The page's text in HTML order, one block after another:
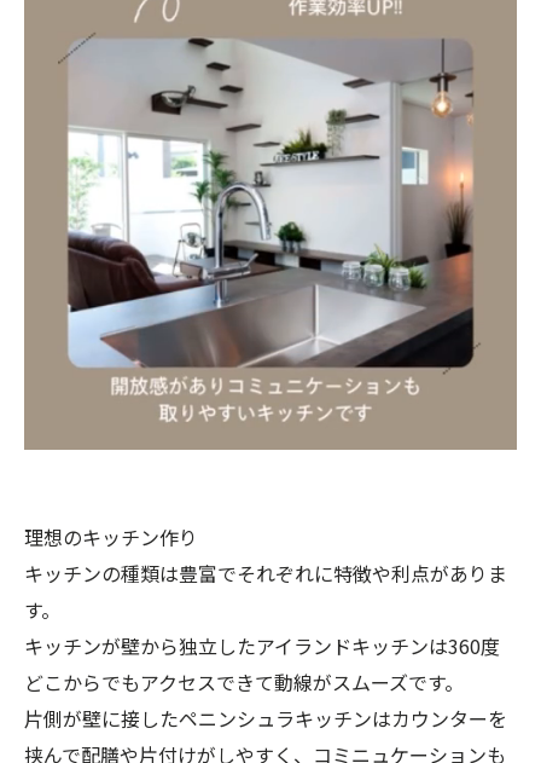
理想のキッチン作り
キッチンの種類は豊富でそれぞれに特徴や利点がありま
す。
キッチンが壁から独立したアイランドキッチンは360度
どこからでもアクセスできて動線がスムーズです。
片側が壁に接したペニンシュラキッチンはカウンターを
挟んで配膳や片付けがしやすく、コミニュケーションも